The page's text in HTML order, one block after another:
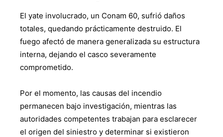
El yate involucrado, un Conam 60, sufrió daños
totales, quedando prácticamente destruido. El
fuego afectó de manera generalizada su estructura
interna, dejando el casco severamente
comprometido.
Por el momento, las causas del incendio
permanecen bajo investigación, mientras las
autoridades competentes trabajan para esclarecer
el origen del siniestro y determinar si existieron